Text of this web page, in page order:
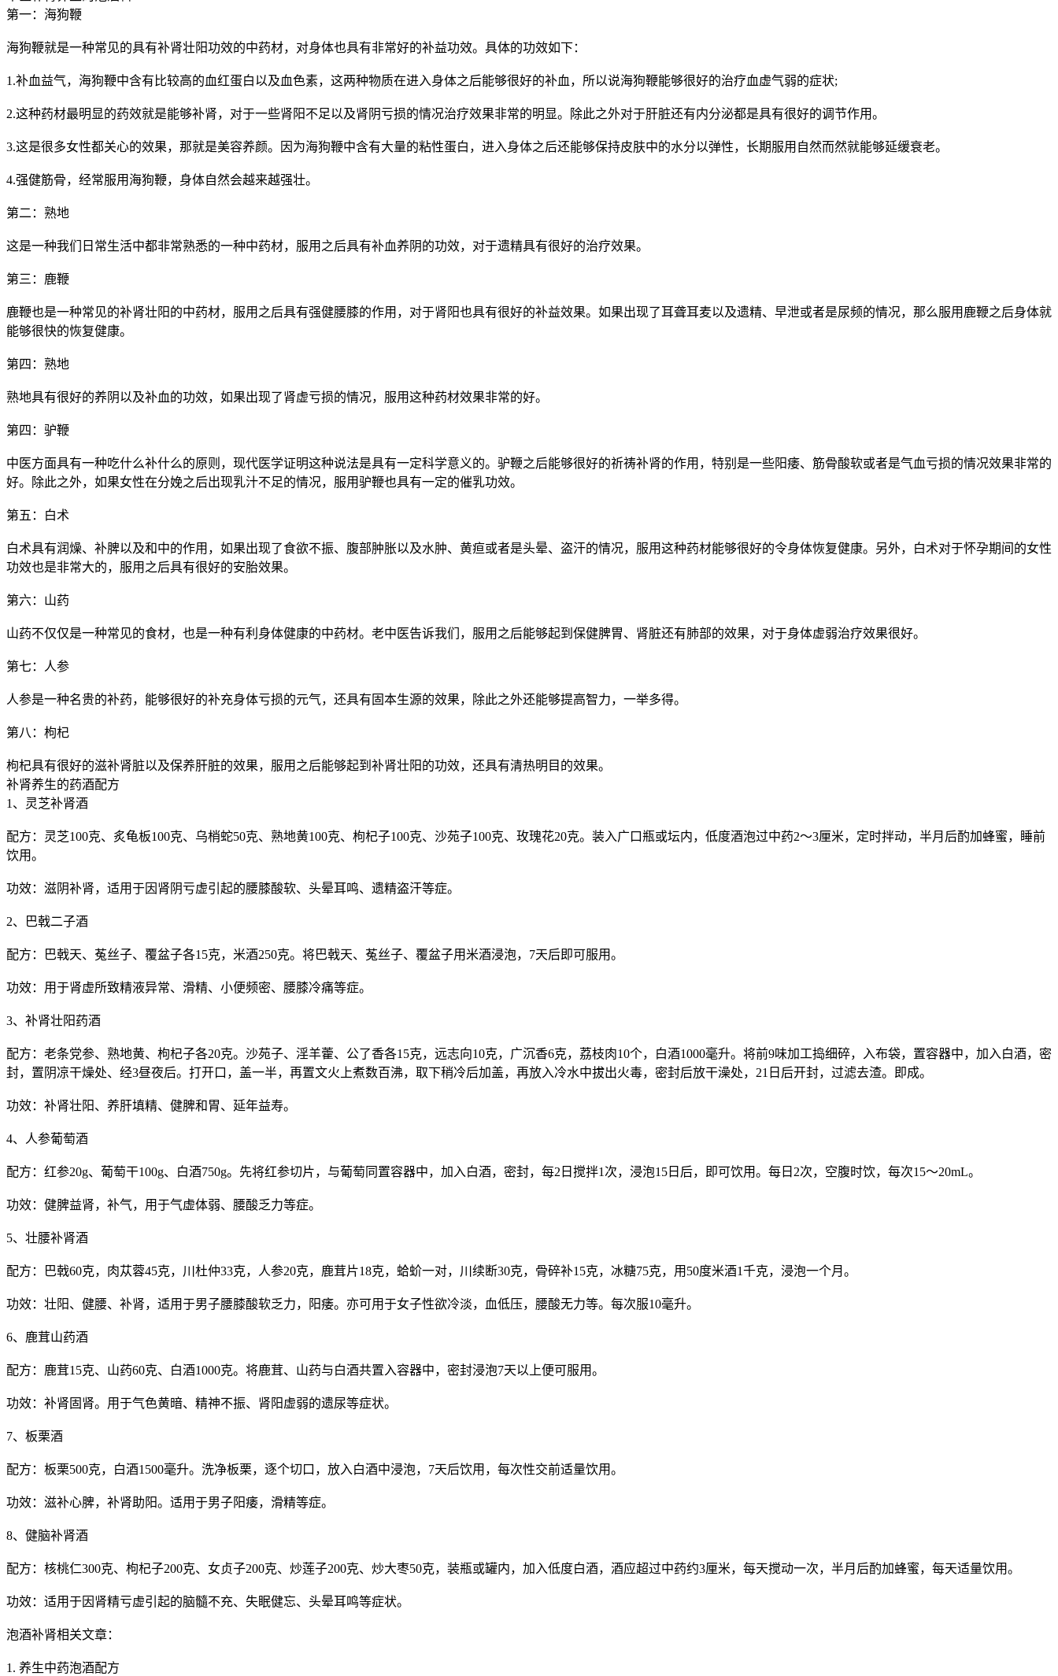
第一：海狗鞭
海狗鞭就是一种常见的具有补肾壮阳功效的中药材，对身体也具有非常好的补益功效。具体的功效如下：
1.补血益气，海狗鞭中含有比较高的血红蛋白以及血色素，这两种物质在进入身体之后能够很好的补血，所以说海狗鞭能够很好的治疗血虚气弱的症状;
2.这种药材最明显的药效就是能够补肾，对于一些肾阳不足以及肾阴亏损的情况治疗效果非常的明显。除此之外对于肝脏还有内分泌都是具有很好的调节作用。
3.这是很多女性都关心的效果，那就是美容养颜。因为海狗鞭中含有大量的粘性蛋白，进入身体之后还能够保持皮肤中的水分以弹性，长期服用自然而然就能够延缓衰老。
4.强健筋骨，经常服用海狗鞭，身体自然会越来越强壮。
第二：熟地
这是一种我们日常生活中都非常熟悉的一种中药材，服用之后具有补血养阴的功效，对于遗精具有很好的治疗效果。
第三：鹿鞭
鹿鞭也是一种常见的补肾壮阳的中药材，服用之后具有强健腰膝的作用，对于肾阳也具有很好的补益效果。如果出现了耳聋耳麦以及遗精、早泄或者是尿频的情况，那么服用鹿鞭之后身体就
能够很快的恢复健康。
第四：熟地
熟地具有很好的养阴以及补血的功效，如果出现了肾虚亏损的情况，服用这种药材效果非常的好。
第四：驴鞭
中医方面具有一种吃什么补什么的原则，现代医学证明这种说法是具有一定科学意义的。驴鞭之后能够很好的祈祷补肾的作用，特别是一些阳痿、筋骨酸软或者是气血亏损的情况效果非常的
好。除此之外，如果女性在分娩之后出现乳汁不足的情况，服用驴鞭也具有一定的催乳功效。
第五：白术
白术具有润燥、补脾以及和中的作用，如果出现了食欲不振、腹部肿胀以及水肿、黄疸或者是头晕、盗汗的情况，服用这种药材能够很好的令身体恢复健康。另外，白术对于怀孕期间的女性
功效也是非常大的，服用之后具有很好的安胎效果。
第六：山药
山药不仅仅是一种常见的食材，也是一种有利身体健康的中药材。老中医告诉我们，服用之后能够起到保健脾胃、肾脏还有肺部的效果，对于身体虚弱治疗效果很好。
第七：人参
人参是一种名贵的补药，能够很好的补充身体亏损的元气，还具有固本生源的效果，除此之外还能够提高智力，一举多得。
第八：枸杞
枸杞具有很好的滋补肾脏以及保养肝脏的效果，服用之后能够起到补肾壮阳的功效，还具有清热明目的效果。
补肾养生的药酒配方
1、灵芝补肾酒
配方：灵芝100克、炙龟板100克、乌梢蛇50克、熟地黄100克、枸杞子100克、沙苑子100克、玫瑰花20克。装入广口瓶或坛内，低度酒泡过中药2～3厘米，定时拌动，半月后酌加蜂蜜，睡前
饮用。
功效：滋阴补肾，适用于因肾阴亏虚引起的腰膝酸软、头晕耳鸣、遗精盗汗等症。
2、巴戟二子酒
配方：巴戟天、菟丝子、覆盆子各15克，米酒250克。将巴戟天、菟丝子、覆盆子用米酒浸泡，7天后即可服用。
功效：用于肾虚所致精液异常、滑精、小便频密、腰膝冷痛等症。
3、补肾壮阳药酒
配方：老条党参、熟地黄、枸杞子各20克。沙苑子、淫羊藿、公了香各15克，远志向10克，广沉香6克，荔枝肉10个，白酒1000毫升。将前9味加工捣细碎，入布袋，置容器中，加入白酒，密
封，置阴凉干燥处、经3昼夜后。打开口，盖一半，再置文火上煮数百沸，取下稍冷后加盖，再放入冷水中拔出火毒，密封后放干澡处，21日后开封，过滤去渣。即成。
功效：补肾壮阳、养肝填精、健脾和胃、延年益寿。
4、人参葡萄酒
配方：红参20g、葡萄干100g、白酒750g。先将红参切片，与葡萄同置容器中，加入白酒，密封，每2日搅拌1次，浸泡15日后，即可饮用。每日2次，空腹时饮，每次15～20mL。
功效：健脾益肾，补气，用于气虚体弱、腰酸乏力等症。
5、壮腰补肾酒
配方：巴戟60克，肉苁蓉45克，川杜仲33克，人参20克，鹿茸片18克，蛤蚧一对，川续断30克，骨碎补15克，冰糖75克，用50度米酒1千克，浸泡一个月。
功效：壮阳、健腰、补肾，适用于男子腰膝酸软乏力，阳痿。亦可用于女子性欲冷淡，血低压，腰酸无力等。每次服10毫升。
6、鹿茸山药酒
配方：鹿茸15克、山药60克、白酒1000克。将鹿茸、山药与白酒共置入容器中，密封浸泡7天以上便可服用。
功效：补肾固肾。用于气色黄暗、精神不振、肾阳虚弱的遗尿等症状。
7、板栗酒
配方：板栗500克，白酒1500毫升。洗净板栗，逐个切口，放入白酒中浸泡，7天后饮用，每次性交前适量饮用。
功效：滋补心脾，补肾助阳。适用于男子阳痿，滑精等症。
8、健脑补肾酒
配方：核桃仁300克、枸杞子200克、女贞子200克、炒莲子200克、炒大枣50克，装瓶或罐内，加入低度白酒，酒应超过中药约3厘米，每天搅动一次，半月后酌加蜂蜜，每天适量饮用。
功效：适用于因肾精亏虚引起的脑髓不充、失眠健忘、头晕耳鸣等症状。
泡酒补肾相关文章：
1. 养生中药泡酒配方